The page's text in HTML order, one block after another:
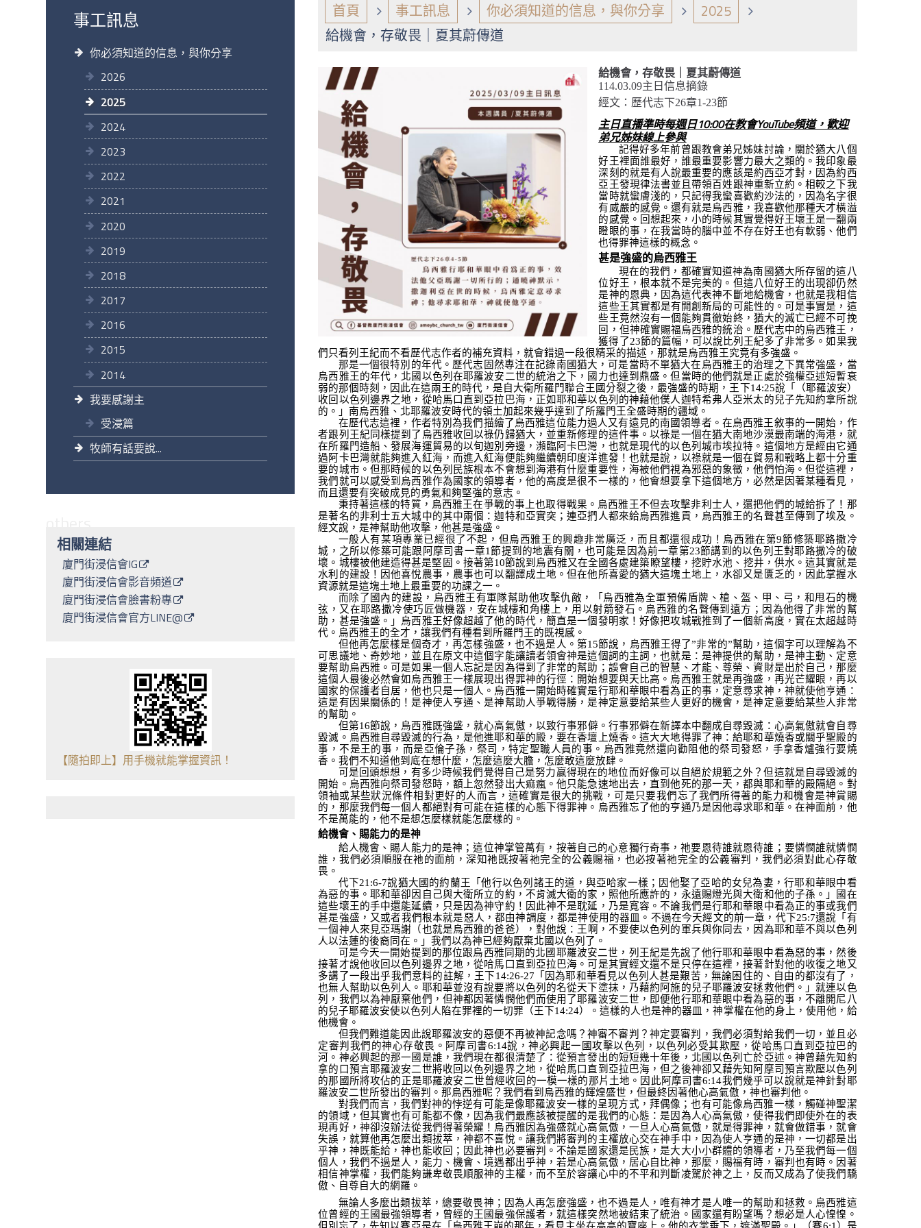
事工訊息
你必須知道的信息，與你分享
2026
2025
2024
2023
2022
2021
2020
2019
2018
2017
2016
2015
2014
我要感謝主
受浸篇
牧師有話要說...
相關連結
廈門街浸信會IG
廈門街浸信會影音頻道
廈門街浸信會臉書粉專
廈門街浸信會官方LINE@
【隨拍即上】用手機就能掌握資訊！
首頁 事工訊息 你必須知道的信息，與你分享
2025
給機會，存敬畏｜夏其蔚傳道
給機會，存敬畏｜夏其蔚傳道
114.03.09主日信息摘錄
經文：歷代志下26章1-23節
主日直播準時每週日10:00在教會YouTube頻道，歡迎
弟兄姊妹線上參與
記得好多年前曾跟教會弟兄姊妹討論，關於猶大八個
好王裡面誰最好，誰最重要影響力最大之類的。我印象最
深刻的就是有人說最重要的應該是約西亞才對，因為約西
亞王發現律法書並且帶領百姓跟神重新立約。相較之下我
當時就蠻膚淺的，只記得我蠻喜歡約沙法的，因為名字很
有威嚴的感覺。還有就是烏西雅，我喜歡他那種天才橫溢
的感覺。回想起來，小的時候其實覺得好王壞王是一翻兩
瞪眼的事，在我當時的腦中並不存在好王也有軟弱、他們
也得罪神這樣的概念。
甚是強盛的烏西雅王
現在的我們，都確實知道神為南國猶大所存留的這八
位好王，根本就不是完美的。但這八位好王的出現卻仍然
是神的恩典，因為這代表神不斷地給機會，也就是我相信
這些王其實都是有開創新局的可能性的。可是事實是，這
些王竟然沒有一個能夠貫徹始終，猶大的滅亡已經不可挽
回，但神確實賜福烏西雅的統治。歷代志中的烏西雅王，
獲得了23節的篇幅，可以說比列王紀多了非常多。如果我
們只看列王紀而不看歷代志作者的補充資料，就會錯過一段很精采的描述，那就是烏西雅王究竟有多強盛。
那是一個很特別的年代。歷代志固然專注在記錄南國猶大，可是當時不單猶大在烏西雅王的治理之下異常強盛，當
烏西雅王的年代，北國以色列在耶羅波安二世的統治之下，國力也達到鼎盛。但當時的他們就是正處於強權亞述短暫衰
弱的那個時刻，因此在這兩王的時代，是自大衛所羅門聯合王國分裂之後，最強盛的時期，王下14:25說 「（耶羅波安）
收回以色列邊界之地，從哈馬口直到亞拉巴海，正如耶和華以色列的神藉他僕人迦特希弗人亞米太的兒子先知約拿所說
的。」南烏西雅、北耶羅波安時代的領土加起來幾乎達到了所羅門王全盛時期的疆域。
在歷代志這裡，作者特別為我們描繪了烏西雅這位能力過人又有遠見的南國領導者。在烏西雅王敘事的一開始，作
者跟列王紀同樣提到了烏西雅收回以祿仍歸猶大，並重新修理的這件事。以祿是一個在猶大南地沙漠最南端的海港，就
在所羅門造船、發展海運貿易的以旬迦別旁邊，瀕臨阿卡巴灣，也就是現代的以色列城市埃拉特。這個地方是經由它通
過阿卡巴灣就能夠進入紅海，而進入紅海便能夠繼續朝印度洋進發！也就是說，以祿就是一個在貿易和戰略上都十分重
要的城市。但那時候的以色列民族根本不會想到海港有什麼重要性，海被他們視為邪惡的象徵，他們怕海。但從這裡，
我們就可以感受到烏西雅作為國家的領導者，他的高度是很不一樣的，他會想要拿下這個地方，必然是因著某種看見，
而且還要有突破成見的勇氣和夠堅強的意志。
秉持著這樣的特質，烏西雅王在爭戰的事上也取得戰果。烏西雅王不但去攻擊非利士人，還把他們的城給拆了！那
是著名的非利士五大城中的其中兩個：迦特和亞實突；連亞捫人都來給烏西雅進貢，烏西雅王的名聲甚至傳到了埃及。
經文說，是神幫助他攻擊，他甚是強盛。
一般人有某項專業已經很了不起，但烏西雅王的興趣非常廣泛，而且都還很成功！烏西雅在第9節修築耶路撒冷
城，之所以修築可能跟阿摩司書一章1節提到的地震有關，也可能是因為前一章第23節講到的以色列王對耶路撒冷的破
壞。城樓被他建造得甚是堅固。接著第10節說到烏西雅又在全國各處建築瞭望樓，挖貯水池、挖井，供水。這其實就是
水利的建設！因他喜悅農事，農事也可以翻譯成土地。但在他所喜愛的猶大這塊土地上，水卻又是匱乏的，因此掌握水
資源就是這塊土地上最重要的功課之一。
而除了國內的建設，烏西雅王有軍隊幫助他攻擊仇敵，
「烏西雅為全軍預備盾牌、槍、盔、甲、弓，和甩石的機
弦，又在耶路撒冷使巧匠做機器，安在城樓和角樓上，用以射箭發石。烏西雅的名聲傳到遠方；因為他得了非常的幫
助，甚是強盛。」
烏西雅王好像超越了他的時代，簡直是一個發明家！好像把攻城戰推到了一個新高度，實在太超越時
代。烏西雅王的全才，讓我們有種看到所羅門王的既視感。
但他再怎麼樣是個奇才，再怎樣強盛，也不過是人。第15節說，烏西雅王得了”非常的”幫助，這個字可以理解為不
可思議地、奇妙地，並且在原文中這個字能讓讀者領會神是這個詞的主詞，也就是：是神提供的幫助，是神主動、定意
要幫助烏西雅。可是如果一個人忘記是因為得到了非常的幫助；誤會自己的智慧、才能、尊榮、資財是出於自己，那麼
這個人最後必然會如烏西雅王一樣展現出得罪神的行徑：開始想要與天比高。烏西雅王就是再強盛，再光芒耀眼，再以
國家的保護者自居，他也只是一個人。烏西雅一開始時確實是行耶和華眼中看為正的事，定意尋求神，神就使他亨通：
這是有因果關係的！是神使人亨通、是神幫助人爭戰得勝，是神定意要給某些人更好的機會，是神定意要給某些人非常
的幫助。
但第16節說，烏西雅既強盛，就心高氣傲，以致行事邪僻。行事邪僻在新譯本中翻成自尋毀滅：心高氣傲就會自尋
毀滅。烏西雅自尋毀滅的行為，是他進耶和華的殿，要在香壇上燒香。這大大地得罪了神：給耶和華燒香或關乎聖殿的
事，不是王的事，而是亞倫子孫，祭司，特定聖職人員的事。烏西雅竟然還向勸阻他的祭司發怒，手拿香爐強行要燒
香。我們不知道他到底在想什麼，怎麼這麼大膽，怎麼敢這麼放肆。
可是回頭想想，有多少時候我們覺得自己是努力贏得現在的地位而好像可以自絕於規範之外？但這就是自尋毀滅的
開始。烏西雅向祭司發怒時，額上忽然發出大痲瘋。他只能急速地出去，直到他死的那一天，都與耶和華的殿隔絕。對
領袖或某些狀況條件相對更好的人而言，這確實是很大的挑戰，可是只要我們忘了我們所得著的能力和機會是神賞賜
的，那麼我們每一個人都絕對有可能在這樣的心態下得罪神。烏西雅忘了他的亨通乃是因他尋求耶和華。在神面前，他
不是萬能的，他不是想怎麼樣就能怎麼樣的。
給機會、賜能力的是神
給人機會、賜人能力的是神；這位神掌管萬有，按著自己的心意獨行奇事，祂要恩待誰就恩待誰；要憐憫誰就憐憫
誰，我們必須順服在祂的面前，深知祂既按著祂完全的公義賜福，也必按著祂完全的公義審判，我們必須對此心存敬
畏。
代下21:6-7說猶大國的約蘭王
「他行以色列諸王的道，與亞哈家一樣；因他娶了亞哈的女兒為妻，行耶和華眼中看
為惡的事。耶和華卻因自己與大衛所立的約，不肯滅大衛的家，照他所應許的，永遠賜燈光與大衛和他的子孫。」
國在
這些壞王的手中還能延續，只是因為神守約！因此神不是耽延，乃是寬容。不論我們是行耶和華眼中看為正的事或我們
甚是強盛，又或者我們根本就是惡人，都由神調度，都是神使用的器皿。不過在今天經文的前一章，代下25:7還說「 有
一個神人來見亞瑪謝 （也就是烏西雅的爸爸）， 對他說：王啊，不要使以色列的軍兵與你同去，因為耶和華不與以色列
人以法蓮的後裔同在。 」我們以為神已經夠厭棄北國以色列了。
可是今天一開始提到的那位跟烏西雅同期的北國耶羅波安二世，列王紀是先說了他行耶和華眼中看為惡的事 ，然後
接著才說他收回以色列邊界之地，從哈馬口直到亞拉巴海 。可是其實經文還不是只停在這裡，接著針對他的收復之地又
多講了一段出乎我們意料的註解，王下14:26-27 「因為耶和華看見以色列人甚是艱苦，無論困住的、自由的都沒有了，
也無人幫助以色列人。耶和華並沒有說要將以色列的名從天下塗抹，乃藉約阿施的兒子耶羅波安拯救他們。」就連以色
列，我們以為神厭棄他們，但神都因著憐憫他們而使用了耶羅波安二世，即便他行耶和華眼中看為惡的事，不離開尼八
的兒子耶羅波安使以色列人陷在罪裡的一切罪（王下14:24）
。這樣的人也是神的器皿，神掌權在他的身上，使用他，給
他機會。
但我們難道能因此說耶羅波安的惡便不再被神記念嗎？神審不審判？神定要審判，我們必須對給我們一切，並且必
定審判我們的神心存敬畏。阿摩司書6:14說，神必興起一國攻擊以色列，以色列必受其欺壓，從哈馬口直到亞拉巴的
河。神必興起的那一國是誰，我們現在都很清楚了：從預言發出的短短幾十年後，北國以色列亡於亞述。神曾藉先知約
拿的口預言耶羅波安二世將收回以色列邊界之地，從哈馬口直到亞拉巴海，但之後神卻又藉先知阿摩司預言欺壓以色列
的那國所將攻佔的正是耶羅波安二世曾經收回的一模一樣的那片土地。因此阿摩司書6:14我們幾乎可以說就是神針對耶
羅波安二世所發出的審判。那烏西雅呢？我們看到烏西雅的輝煌盛世，但最終因著他心高氣傲，神也審判他。
對我們而言，我們對神的悖逆有可能是像耶羅波安一樣的呈現方式，拜偶像；也有可能像烏西雅一樣，觸碰神聖潔
的領域，但其實也有可能都不像，因為我們最應該被提醒的是我們的心態：是因為人心高氣傲，使得我們即使外在的表
現再好，神卻沒辦法從我們得著榮耀！烏西雅因為強盛就心高氣傲，一旦人心高氣傲，就是得罪神，就會做錯事，就會
失誤，就算他再怎麼出類拔萃，神都不喜悅。讓我們將審判的主權放心交在神手中，因為使人亨通的是神，一切都是出
乎神，神既能給，神也能收回；因此神也必要審判。不論是國家還是民族，是大大小小群體的領導者，乃至我們每一個
個人，我們不過是人，能力、機會、境遇都出乎神，若是心高氣傲，居心自比神，那麼，賜福有時，審判也有時。因著
相信神掌權，我們能夠謙卑敬畏順服神的主權，而不至於容讓心中的不平和判斷凌駕於神之上，反而又成為了使我們驕
傲、自尊自大的網羅。
無論人多麼出類拔萃，總要敬畏神；因為人再怎麼強盛，也不過是人，唯有神才是人唯一的幫助和拯救。烏西雅這
位曾經的王國最強領導者，曾經的王國最強保護者，就這樣突然地被結束了統治。國家還有盼望嗎？想必是人心惶惶。